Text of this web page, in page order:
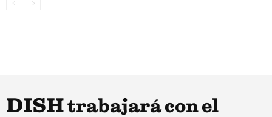
DISH trabajará con el